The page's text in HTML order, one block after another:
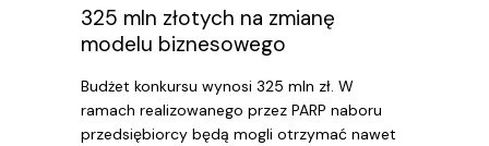
325 mln złotych na zmianę
modelu biznesowego
Budżet konkursu wynosi 325 mln zł. W
ramach realizowanego przez PARP naboru
przedsiębiorcy będą mogli otrzymać nawet